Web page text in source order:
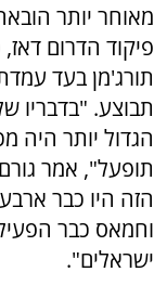
מאוחר יותר
פיקוד הדרום
תורג'מן בעד
תבוצע.
הגדול יותר היה
תופעל", אמר
הזה היו כבר
וחמאס כבר
ישראלים".